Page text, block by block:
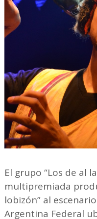
El grupo “Los de al
multipremiada
lobizón” al
Argentina Federal